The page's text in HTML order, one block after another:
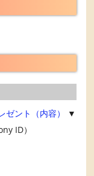
ゼント（内容）
▼
ID）